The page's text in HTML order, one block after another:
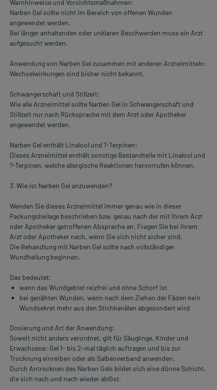
Warnhinweise und Vorsichtsmaßnahmen:
Narben Gel sollte nicht im Bereich von offenen Wunden
angewendet werden.
Bei länger anhaltenden oder unklaren Beschwerden muss ein Arzt
aufgesucht werden.
Anwendung von Narben Gel zusammen mit anderen Arzneimitteln:
Wechselwirkungen sind bisher nicht bekannt.
Schwangerschaft und Stillzeit:
Wie alle Arzneimittel sollte Narben Gel in Schwangerschaft und
Stillzeit nur nach Rücksprache mit dem Arzt oder Apotheker
angewendet werden.
Narben Gel enthält Linalool und ?-Terpinen:
Dieses Arzneimittel enthält sonstige Bestandteile mit Linalool und
?-Terpinen, welche allergische Reaktionen hervorrufen können.
3. Wie ist Narben Gel anzuwenden?
Wenden Sie dieses Arzneimittel immer genau wie in dieser
Packungsbeilage beschrieben bzw. genau nach der mit Ihrem Arzt
oder Apotheker getroffenen Absprache an. Fragen Sie bei Ihrem
Arzt oder Apotheker nach, wenn Sie sich nicht sicher sind.
Die Behandlung mit Narben Gel sollte nach vollständiger
Wundheilung beginnen.
Das bedeutet:
wenn das Wundgebiet reizfrei und ohne Schorf ist
bei genähten Wunden, wenn nach dem Ziehen der Fäden kein
Wundsekret mehr aus den Stichkanälen abgesondert wird
Dosierung und Art der Anwendung:
Soweit nicht anders verordnet, gilt für Säuglinge, Kinder und
Erwachsene: Gel 1- bis 2-mal täglich auftragen und bis zur
Trocknung einreiben oder als Salbenverband anwenden.
Durch Antrocknen des Narben Gels bildet sich eine dünne Schicht,
die sich nach und nach wieder ablöst.